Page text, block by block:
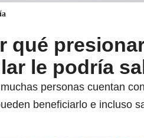
qué
le podría
personas cuentan
beneficiarlo e incluso